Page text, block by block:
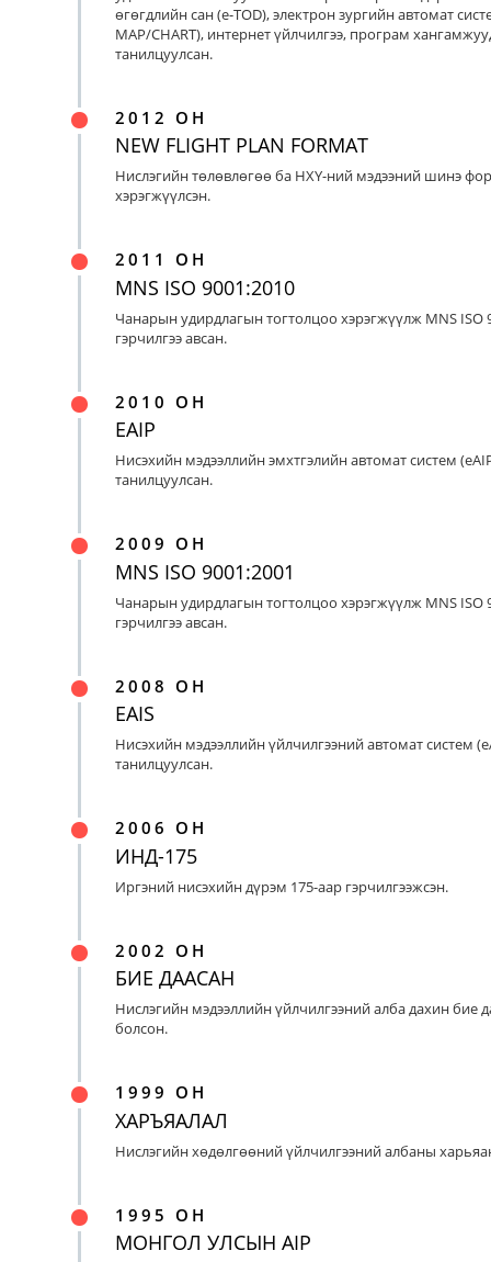
өгөгдлийн сан (e-TOD), электрон зургийн автомат
MAP/CHART), интернет үйлчилгээ, програм
танилцуулсан.
2012 ОН
NEW FLIGHT PLAN FORMAT
Нислэгийн төлөвлөгөө ба НХҮ-ний мэдээний шинэ
хэрэгжүүлсэн.
2011 ОН
MNS ISO 9001:2010
Чанарын удирдлагын тогтолцоо хэрэгжүүлж MNS ISO
гэрчилгээ авсан.
2010 ОН
EAIP
Нисэхийн мэдээллийн эмхтгэлийн автомат систем
танилцуулсан.
2009 ОН
MNS ISO 9001:2001
Чанарын удирдлагын тогтолцоо хэрэгжүүлж MNS ISO
гэрчилгээ авсан.
2008 ОН
EAIS
Нисэхийн мэдээллийн үйлчилгээний автомат систем
танилцуулсан.
2006 ОН
ИНД-175
Иргэний нисэхийн дүрэм 175-аар гэрчилгээжсэн.
2002 ОН
БИЕ ДААСАН
Нислэгийн мэдээллийн үйлчилгээний алба дахин бие
болсон.
1999 ОН
ХАРЪЯАЛАЛ
Нислэгийн хөдөлгөөний үйлчилгээний албаны
1995 ОН
МОНГОЛ УЛСЫН AIP